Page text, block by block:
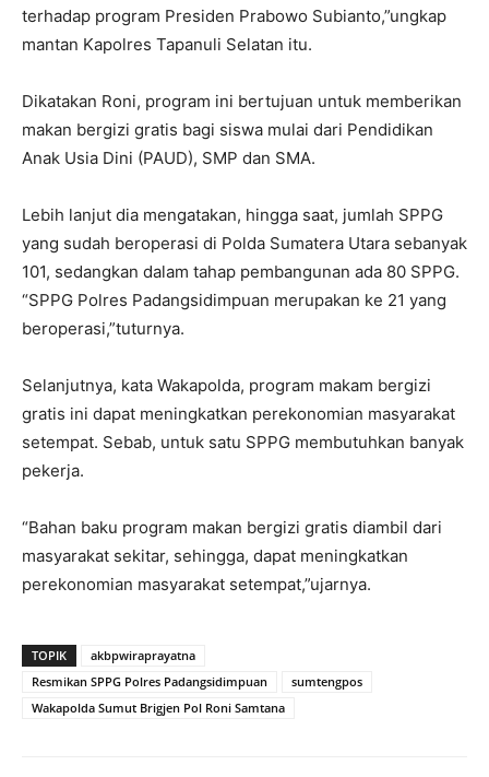
terhadap program Presiden Prabowo Subianto,”ungkap
mantan Kapolres Tapanuli Selatan itu.
Dikatakan Roni, program ini bertujuan untuk memberikan
makan bergizi gratis bagi siswa mulai dari Pendidikan
Anak Usia Dini (PAUD), SMP dan SMA.
Lebih lanjut dia mengatakan, hingga saat, jumlah SPPG
yang sudah beroperasi di Polda Sumatera Utara sebanyak
101, sedangkan dalam tahap pembangunan ada 80 SPPG.
“SPPG Polres Padangsidimpuan merupakan ke 21 yang
beroperasi,”tuturnya.
Selanjutnya, kata Wakapolda, program makam bergizi
gratis ini dapat meningkatkan perekonomian masyarakat
setempat. Sebab, untuk satu SPPG membutuhkan banyak
pekerja.
“Bahan baku program makan bergizi gratis diambil dari
masyarakat sekitar, sehingga, dapat meningkatkan
perekonomian masyarakat setempat,”ujarnya.
TOPIK
akbpwiraprayatna
Resmikan SPPG Polres Padangsidimpuan
sumtengpos
Wakapolda Sumut Brigjen Pol Roni Samtana